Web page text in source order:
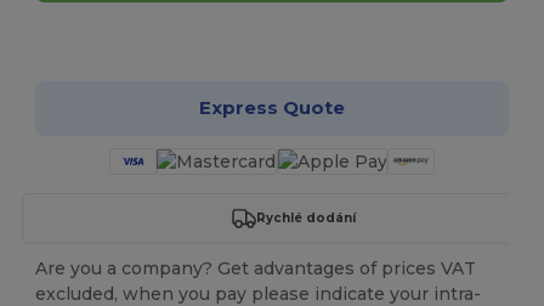
Express Quote
Rychlé dodání
Are you a company? Get advantages of prices VAT
excluded, when you pay please indicate your intra-